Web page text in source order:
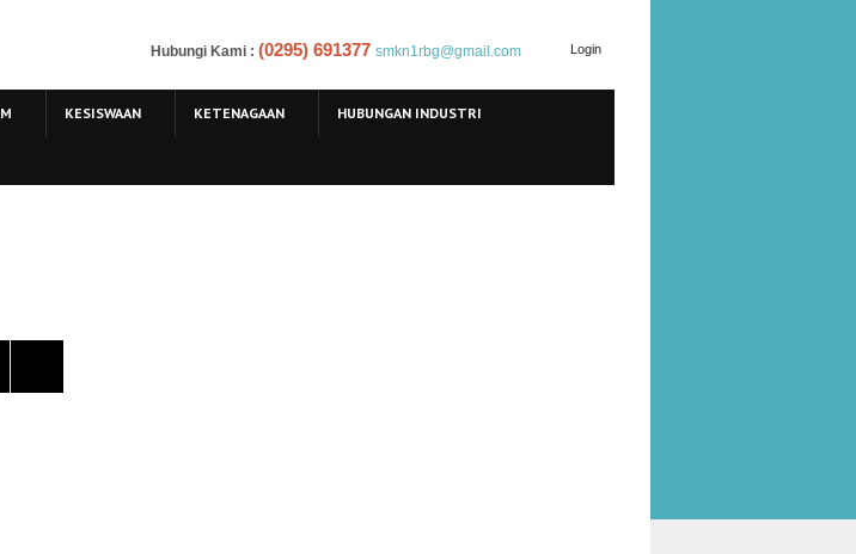
Login
Hubungi Kami : (0295) 691377 smkn1rbg@gmail.com
KESISWAAN KETENAGAAN HUBUNGAN INDUSTRI